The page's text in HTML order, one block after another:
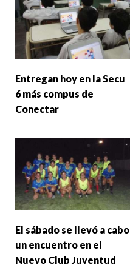
Entregan hoy en la Secu
6 más compus de
Conectar
El sábado se llevó a cabo
un encuentro en el
Nuevo Club Juventud